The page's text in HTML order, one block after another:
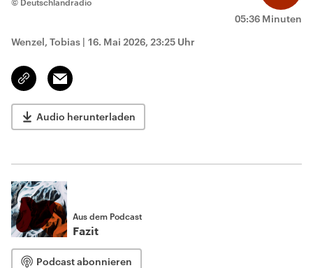
05:36 Minuten
© Deutschlandradio
Wenzel, Tobias | 16. Mai 2026, 23:25 Uhr
Link
kopieren/teilen
Email
Audio herunterladen
Aus dem Podcast
Fazit
Podcast abonnieren